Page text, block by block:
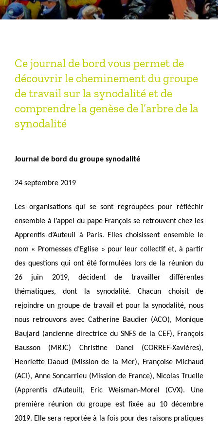
Ce journal de bord vous permet de
découvrir le cheminement du groupe
de travail sur la synodalité et de
comprendre la genèse de l’arbre de la
synodalité
Journal de bord du groupe synodalité
24 septembre 2019
Les organisations qui se sont regroupées pour réfléchir
ensemble à l’appel du pape François se retrouvent chez les
Apprentis d’Auteuil à Paris. Elles choisissent ensemble le
nom « Promesses d’Eglise » pour leur collectif et, à partir
des questions qui ont été formulées lors de la réunion du
26 juin 2019, décident de travailler différentes
thématiques, dont la synodalité. Chacun choisit de
rejoindre un groupe de travail et pour la synodalité, nous
nous retrouvons avec Catherine Baudier (ACO), Monique
Baujard (ancienne directrice du SNFS de la CEF), François
Bausson (MRJC) Christine Danel (CORREF-Xavières),
Henriette Daoud (Mission de la Mer), Françoise Michaud
(ACI), Anne Soncarrieu (Mission de France), Nicolas Truelle
(Apprentis d’Auteuil), Eric Weisman-Morel (CVX). Une
première réunion du groupe est fixée au 10 décembre
2019. Elle sera reportée à la fois pour des raisons pratiques